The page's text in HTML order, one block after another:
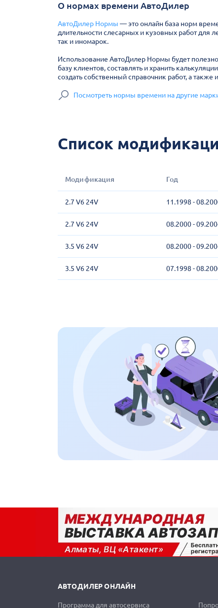
О нормах времени АвтоДилер
АвтоДилер Нормы — это онлайн база норм
длительности слесарных и кузовных работ для
так и иномарок.
Использование АвтоДилер Нормы будет
базу клиентов, составлять и хранить
создать собственный справочник работ, а также
Посмотреть нормы времени на другие
Список
Модификация Год
2.7 V6 24V 11.1998 -
2.7 V6 24V 08.2000 -
3.5 V6 24V 08.2000 -
3.5 V6 24V 07.1998 -
АВТОДИЛЕР ОНЛАЙН
Программа для автосервиса